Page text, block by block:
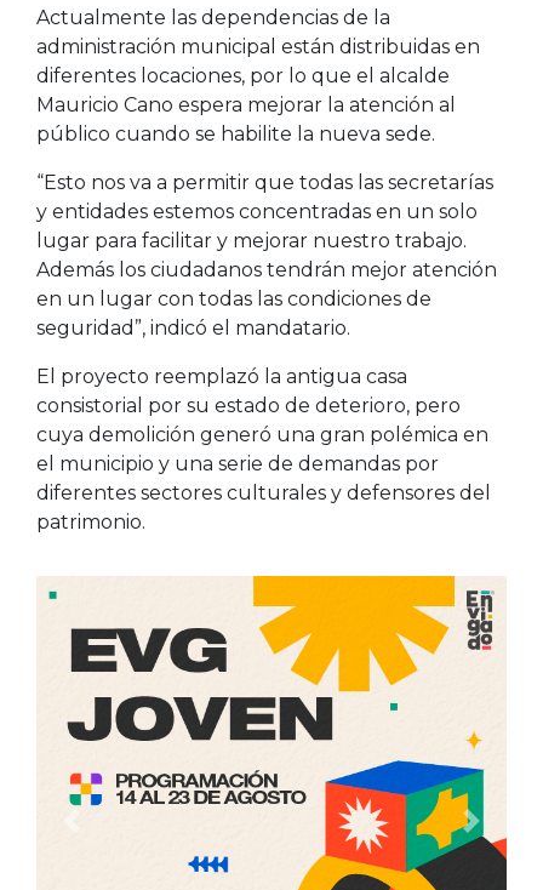
Actualmente las dependencias de la
administración municipal están distribuidas en
diferentes locaciones, por lo que el alcalde
Mauricio Cano espera mejorar la atención al
público cuando se habilite la nueva sede.
“Esto nos va a permitir que todas las secretarías
y entidades estemos concentradas en un solo
lugar para facilitar y mejorar nuestro trabajo.
Además los ciudadanos tendrán mejor atención
en un lugar con todas las condiciones de
seguridad”, indicó el mandatario.
El proyecto reemplazó la antigua casa
consistorial por su estado de deterioro, pero
cuya demolición generó una gran polémica en
el municipio y una serie de demandas por
diferentes sectores culturales y defensores del
patrimonio.